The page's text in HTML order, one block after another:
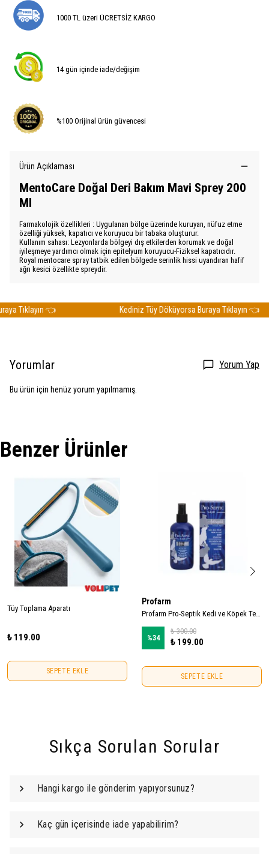
1000 TL üzeri ÜCRETSİZ KARGO
14 gün içinde iade/değişim
%100 Orijinal ürün güvencesi
Ürün Açıklaması
MentoCare Doğal Deri Bakım Mavi Sprey 200
Ml
Farmakolojik özellikleri : Uygulanan bölge üzerinde kuruyan, nüfuz etme
özelliği yüksek, kapatıcı ve koruyucu bir tabaka oluşturur.
Kullanım sahası: Lezyonlarda bölgeyi dış etkilerden korumak ve doğal
iyileşmeye yardımcı olmak için epitelyum koruyucu-Fiziksel kapatıcıdır.
Royal mentocare spray tatbik edilen bölgede serinlik hissi uyandıran hafif
ağrı kesici özellikte spreydir.
Tıklayın 👈 Kediniz Tüy Döküyorsa Buraya Tıklayın 👈
Yorumlar Yorum Yap
Bu ürün için henüz yorum yapılmamış.
Benzer Ürünler
Tüy Toplama Aparatı
₺ 119.00
SEPETE EKLE
Profarm
Profarm Pro-Septik Kedi ve Köpek Temizlik ve Bakım Spreyi 250ml
%34
₺ 300.00
₺ 199.00
SEPETE EKLE
Sıkça Sorulan Sorular
Hangi kargo ile gönderim yapıyorsunuz?
Kaç gün içerisinde iade yapabilirim?